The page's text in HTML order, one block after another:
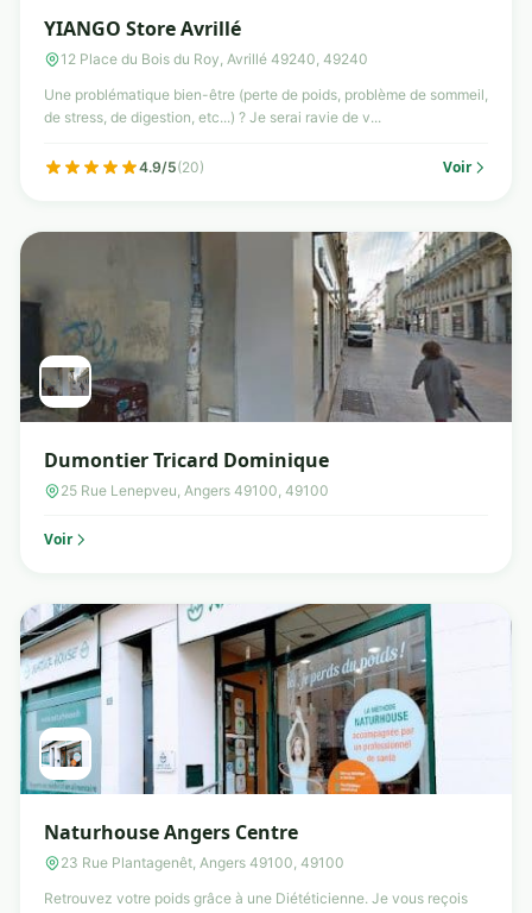
YIANGO Store Avrillé
12 Place du Bois du Roy, Avrillé 49240, 49240
Une problématique bien-être (perte de poids, problème de sommeil,
de stress, de digestion, etc...) ? Je serai ravie de v...
4.9/5(20) Voir
Dumontier Tricard Dominique
25 Rue Lenepveu, Angers 49100, 49100
Voir
Naturhouse Angers Centre
23 Rue Plantagenêt, Angers 49100, 49100
Retrouvez votre poids grâce à une Diététicienne. Je vous reçois